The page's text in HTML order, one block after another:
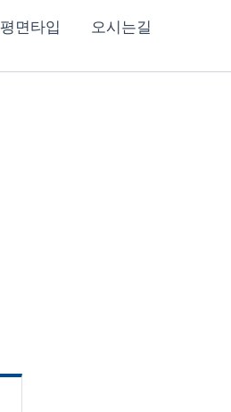
평면타입 오시는길